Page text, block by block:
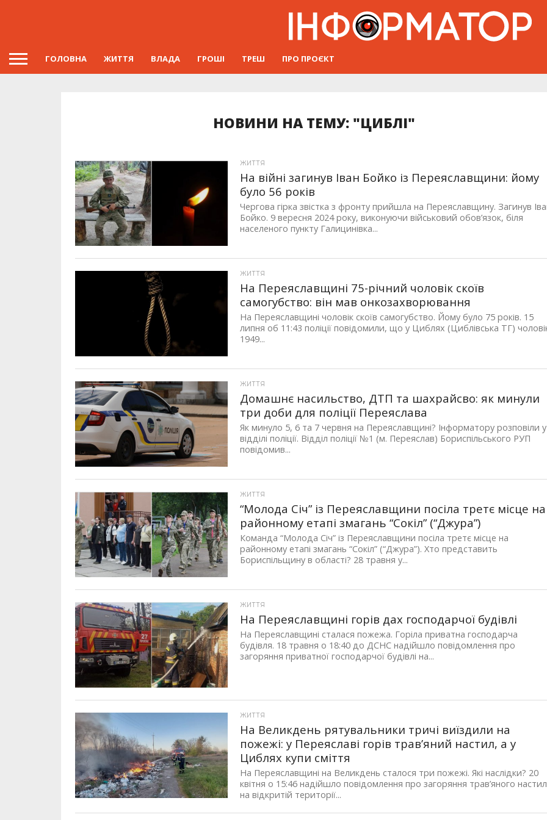
ГОЛОВНА ЖИТТЯ ВЛАДА ГРОШІ ТРЕШ ПРО ПРОЄКТ
НОВИНИ НА ТЕМУ: "ЦИБЛІ"
ЖИТТЯ
На війні загинув Іван Бойко із Переяславщини: йому
було 56 років
Чергова гірка звістка з фронту прийшла на Переяславщину. Загинув
Бойко. 9 вересня 2024 року, виконуючи військовий обов’язок, біля
населеного пункту Галицинівка...
ЖИТТЯ
На Переяславщині 75-річний чоловік скоїв
самогубство: він мав онкозахворювання
На Переяславщині чоловік скоїв самогубство. Йому було 75 років. 15
липня об 11:43 поліції повідомили, що у Циблях (Циблівська ТГ)
1949...
ЖИТТЯ
Домашнє насильство, ДТП та шахрайсво: як минули
три доби для поліції Переяслава
Як минуло 5, 6 та 7 червня на Переяславщині? Інформатору розповіли у
відділі поліції. Відділ поліції №1 (м. Переяслав) Бориспільського РУП
повідомив...
ЖИТТЯ
“Молода Січ” із Переяславщини посіла третє місце на
районному етапі змагань “Сокіл” (“Джура”)
Команда “Молода Січ” із Переяславщини посіла третє місце на
районному етапі змагань “Сокіл” (“Джура”). Хто представить
Бориспільщину в області? 28 травня у...
ЖИТТЯ
На Переяславщині горів дах господарчої будівлі
На Переяславщині сталася пожежа. Горіла приватна господарча
будівля. 18 травня о 18:40 до ДСНС надійшло повідомлення про
загоряння приватної господарчої будівлі на...
ЖИТТЯ
На Великдень рятувальники тричі виїздили на
пожежі: у Переяславі горів трав’яний настил, а у
Циблях купи сміття
На Переяславщині на Великдень сталося три пожежі. Які наслідки? 20
квітня о 15:46 надійшло повідомлення про загоряння трав’яного
на відкритій території...